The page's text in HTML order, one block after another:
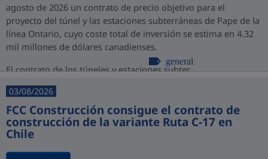
agosto de 2026 un contrato de precio objetivo para el
proyecto del túnel y las estaciones subterráneas de Pape de la
línea Ontario, cuyo coste total de inversión se estima en 4.32
mil millones de dólares canadienses.
El contrato de los túneles y estaciones subter...
general
03/08/2026
FCC Construcción consigue el contrato de
construcción de la variante Ruta C-17 en
Chile